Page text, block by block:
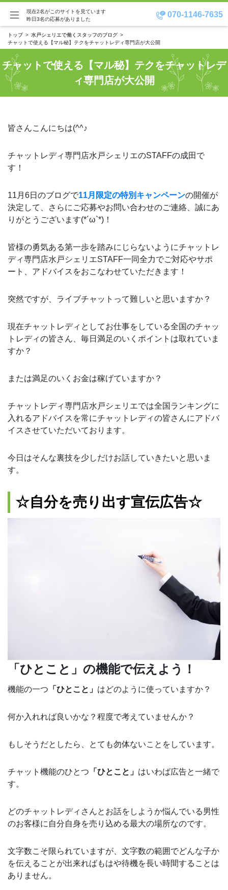
070-1146-7635
現在2名がこのサイトを見ています
昨日3名の応募がありました
トップ
水戸シェリエで働くスタッフのブログ
チャットで使える【マル秘】テクをチャットレディ専門店が大公開
チャットで使える【マル秘】テクをチャットレデ
ィ専門店が大公開
皆さんこんにちは(^^♪
チャットレディ専門店水戸シェリエのSTAFFの成田で
す！
11月6日のブログで11月限定の特別キャンペーンの開催が
決定して、さらにご応募やお問い合わせのご連絡、誠にあ
りがとうございます(*´ω`*)！
皆様の勇気ある第一歩を踏みにじらないようにチャットレ
ディ専門店水戸シェリエSTAFF一同全力でご対応やサポ
ート、アドバイスをおこなわせていただきます！
突然ですが、ライブチャットって難しいと思いますか？
現在チャットレディとしてお仕事をしている全国のチャッ
トレディの皆さん、毎日満足のいくポイントは取れていま
すか？
または満足のいくお金は稼げていますか？
チャットレディ専門店水戸シェリエでは全国ランキングに
入れるアドバイスを常にチャットレディの皆さんにアドバ
イスさせていただいております。
今日はそんな裏技を少しだけお話していきたいと思いま
す。
☆自分を売り出す宣伝広告☆
「ひとこと」の機能で伝えよう！
機能の一つ 「ひとこと」 はどのように使っていますか？
何か入れれば良いかな？程度で考えていませんか？
もしそうだとしたら、とても勿体ないことをしています。
チャット機能のひとつ 「ひとこと」 はいわば広告と一緒で
す。
どのチャットレディさんとお話をしようか悩んでいる男性
のお客様に自分自身を売り込める最大の場所なのです。
文字数こそ限られていますが、文字数の範囲でどんな子か
を伝えることが出来ればもはや待機を長い時間することは
ありません。